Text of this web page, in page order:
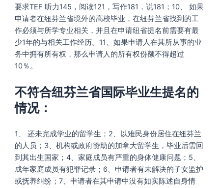
要求TEF 听力145，阅读121，写作181，说181；10、 如果
申请者在纽芬兰省境外的高校毕业，在纽芬兰省找到的工
作必须与所学专业相关，并且在申请纽省提名前需要有最
少1年的与相关工作经历。11、如果申请人在其所从事的业
务中拥有所有权，那么申请人的所有权份额不得超过
10％。
不符合纽芬兰省国际毕业生提名的
情况：
1、 还未完成学业的留学生；2、以难民身份居住在纽芬兰
的人员；3、机构或政府赞助的加拿大留学生，毕业后需回
到其出生国家；4、家庭成员有严重的身体健康问题；5、
成年家庭成员有犯罪记录；6、申请者有未解决的子女监护
或抚养纠纷；7、申请者在其申请中没有如实陈述自身情